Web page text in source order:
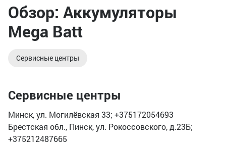
Обзор: Аккумуляторы
Mega Batt
Сервисные центры
Сервисные центры
Минск, ул. Могилёвская 33; +375172054693
Брестская обл., Пинск, ул. Рокоссовского, д.23Б;
+375212487665